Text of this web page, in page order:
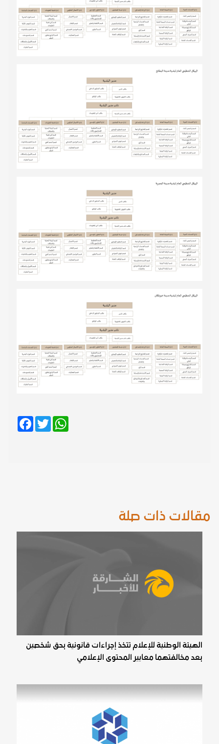
مقالات ذات صلة
الهيئة الوطنية للإعلام تتخذ إجراءات قانونية بحق شخصين
بعد مخالفتهما معايير المحتوى الإعلامي
Facebook
Twitter